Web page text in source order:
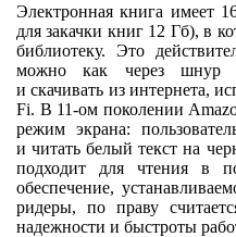
Электронная книга имеет
для закачки книг 12 Гб), в
библиотеку. Это
можно как через шнур
и скачивать из интернета,
Fi. В 11-ом поколении
режим экрана:
и читать белый текст на
подходит для чтения в
обеспечение,
ридеры, по праву
надежности и быстроты